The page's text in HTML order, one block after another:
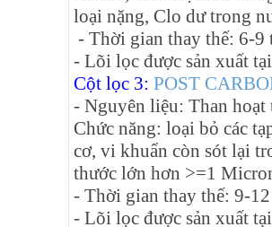
loại nặng, Clo dư trong
- Thời gian thay thế: 6-
- Lõi lọc được sản xuất
Cột lọc 3: POST
- Nguyên liệu: Than hoạt
Chức năng: loại bỏ các
cơ, vi khuẩn còn sót lại
thước lớn hơn >=1
- Thời gian thay thế: 9-
- Lõi lọc được sản xuất